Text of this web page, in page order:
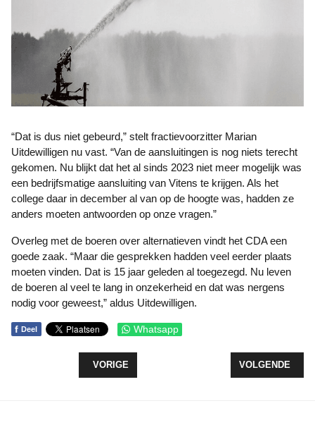
“Dat is dus niet gebeurd,” stelt fractievoorzitter Marian
Uitdewilligen nu vast. “Van de aansluitingen is nog niets terecht
gekomen. Nu blijkt dat het al sinds 2023 niet meer mogelijk was
een bedrijfsmatige aansluiting van Vitens te krijgen. Als het
college daar in december al van op de hoogte was, hadden ze
anders moeten antwoorden op onze vragen.”
Overleg met de boeren over alternatieven vindt het CDA een
goede zaak. “Maar die gesprekken hadden veel eerder plaats
moeten vinden. Dat is 15 jaar geleden al toegezegd. Nu leven
de boeren al veel te lang in onzekerheid en dat was nergens
nodig voor geweest,” aldus Uitdewilligen.
f Deel Whatsapp
VORIG ARTIKEL: BESCHERM ONZE ZEEARENDEN
VORIGE VOLGENDE
VOLGENDE